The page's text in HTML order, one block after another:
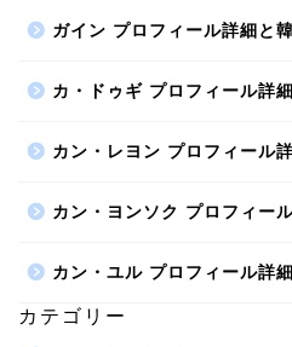
ガイン プロフィール詳細と
カ・ドゥギ プロフィール詳
カン・レヨン プロフィール
カン・ヨンソク プロフィー
カン・ユル プロフィール詳
カテゴリー